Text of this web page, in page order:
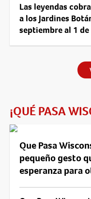
Las leyendas
a los Jardines
septiembre al 1
¡QUÉ PASA
Que Pasa
pequeño gesto
esperanza para